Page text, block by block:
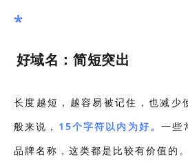
*
好域名：简短突出
长度越短，越容易被记住，也减少
般来说， 15个字符以内为好。一些
品牌名称，这类都是比较有价值的。